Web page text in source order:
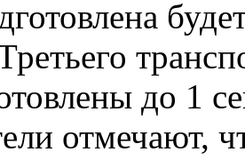
до 1
отмечают,